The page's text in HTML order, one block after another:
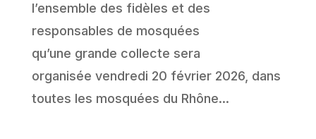
l’ensemble des fidèles et des
responsables de mosquées
qu’une grande collecte sera
organisée vendredi 20 février 2026, dans
toutes les mosquées du Rhône...